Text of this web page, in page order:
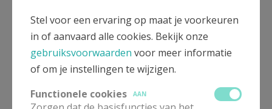
Permanentie in kerk
Westerlo: uren gewijzigd!
Stel voor een ervaring op maat je voorkeuren
in of aanvaard alle cookies. Bekijk onze
gebruiksvoorwaarden voor meer informatie
of om je instellingen te wijzigen.
Functionele cookies
AAN